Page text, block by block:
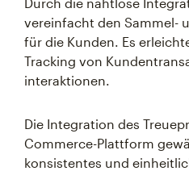
vereinfacht den Sammel-
für die Kunden. Es
Tracking von
interaktionen.
Die Integration des
Commerce-Plattform
konsistentes und